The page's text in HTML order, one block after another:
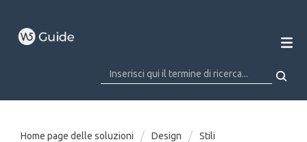
Home page delle soluzioni Design Stili